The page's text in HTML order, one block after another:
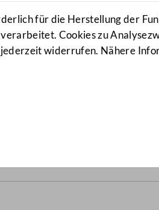
für die Herstellung der
Cookies zu
widerrufen. Nähere